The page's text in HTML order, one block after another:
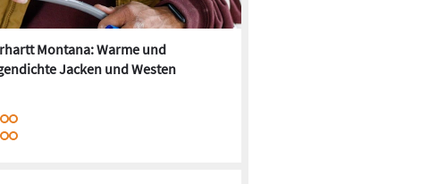
Montana: Warme und
Jacken und Westen